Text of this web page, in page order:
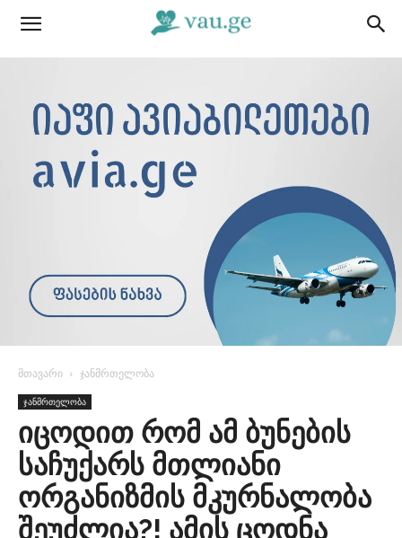
მთავარი ჯანმრთელობა
ჯანმრთელობა
იცოდით რომ ამ ბუნების
საჩუქარს მთლიანი
ორგანიზმის მკურნალობა
შეუძლია?! ამის ცოდნა